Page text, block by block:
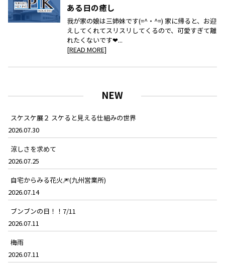
ある日の癒し
我が家の娘は三姉妹です(=^・^=) 家に帰ると、お迎
えしてくれてスリスリしてくるので、可愛すぎて離
れたくないです❤...
[READ MORE]
NEW
スケスケ展２ スケると見える仕組みの世界
2026.07.30
涼しさを求めて
2026.07.25
自宅からみる花火🎆(九州営業所)
2026.07.14
ブンブンの日！！7/11
2026.07.11
梅雨
2026.07.11